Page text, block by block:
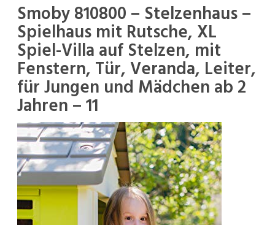
Smoby 810800 – Stelzenhaus –
Spielhaus mit Rutsche, XL
Spiel-Villa auf Stelzen, mit
Fenstern, Tür, Veranda, Leiter,
für Jungen und Mädchen ab 2
Jahren – 11